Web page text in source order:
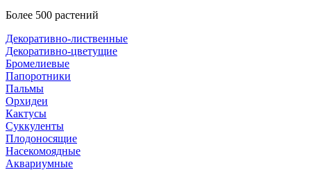
Более 500 растений
Декоративно-лиственные
Декоративно-цветущие
Бромелиевые
Папоротники
Пальмы
Орхидеи
Кактусы
Суккуленты
Плодоносящие
Насекомоядные
Аквариумные